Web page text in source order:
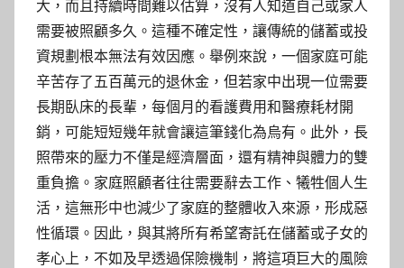
大，而且持續時間難以估算，沒有人知道自己或家人
需要被照顧多久。這種不確定性，讓傳統的儲蓄或投
資規劃根本無法有效因應。舉例來說，一個家庭可能
辛苦存了五百萬元的退休金，但若家中出現一位需要
長期臥床的長輩，每個月的看護費用和醫療耗材開
銷，可能短短幾年就會讓這筆錢化為烏有。此外，長
照帶來的壓力不僅是經濟層面，還有精神與體力的雙
重負擔。家庭照顧者往往需要辭去工作、犧牲個人生
活，這無形中也減少了家庭的整體收入來源，形成惡
性循環。因此，與其將所有希望寄託在儲蓄或子女的
孝心上，不如及早透過保險機制，將這項巨大的風險